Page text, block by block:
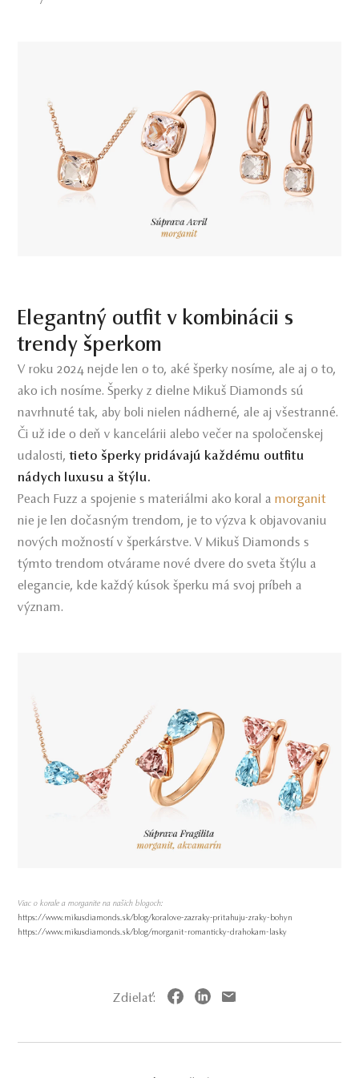
Elegantný outfit v kombinácii s
trendy šperkom
V roku 2024 nejde len o to, aké šperky nosíme, ale aj o to,
ako ich nosíme. Šperky z dielne Mikuš Diamonds sú
navrhnuté tak, aby boli nielen nádherné, ale aj všestranné.
Či už ide o deň v kancelárii alebo večer na spoločenskej
udalosti, tieto šperky pridávajú každému outfitu
nádych luxusu a štýlu.
Peach Fuzz a spojenie s materiálmi ako koral amorganit
nie je len dočasným trendom, je to výzva k objavovaniu
nových možností v šperkárstve. V Mikuš Diamonds s
týmto trendom otvárame nové dvere do sveta štýlu a
elegancie, kde každý kúsok šperku má svoj príbeh a
význam.
Viac o korale a morganite na našich blogoch:
https://www.mikusdiamonds.sk/blog/koralove-zazraky-pritahuju-zraky-bohyn
https://www.mikusdiamonds.sk/blog/morganit-romanticky-drahokam-lasky
Zdielať: